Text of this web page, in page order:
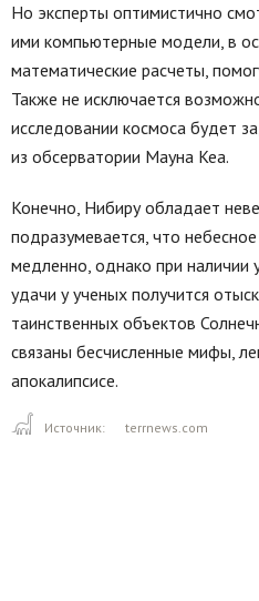
Но эксперты оптимистично
ими компьютерные модели, в
математические расчеты,
Также не исключается
исследовании космоса будет
из обсерватории Мауна Кеа.
Конечно, Нибиру обладает
подразумевается, что
медленно, однако при наличии
удачи у ученых получится
таинственных объектов
связаны бесчисленные мифы,
апокалипсисе.
Источник: terrnews.com